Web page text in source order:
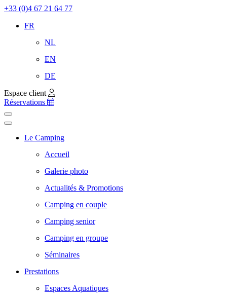
+33 (0)4 67 21 64 77
FR
NL
EN
DE
Espace client
Réservations
Le Camping
Accueil
Galerie photo
Actualités & Promotions
Camping en couple
Camping senior
Camping en groupe
Séminaires
Prestations
Espaces Aquatiques